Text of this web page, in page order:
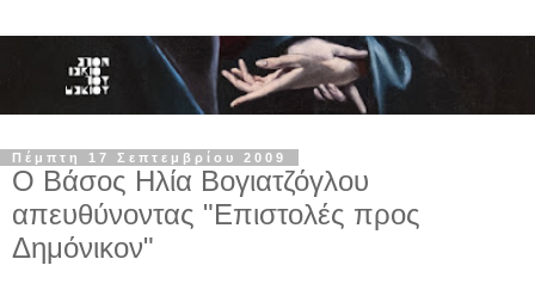
Πέμπτη 17 Σεπτεμβρίου 2009
Ο Βάσος Ηλία Βογιατζόγλου
απευθύνοντας "Επιστολές προς
Δημόνικον"